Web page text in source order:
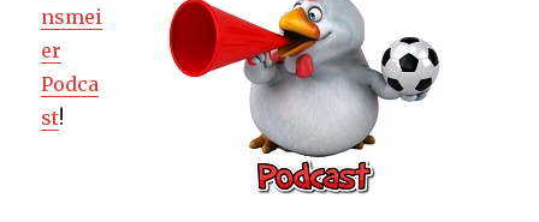
nsmei
er
Podca
st!